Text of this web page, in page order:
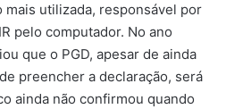
mais utilizada, responsável por
pelo computador. No ano
que o PGD, apesar de ainda
preencher a declaração, será
ainda não confirmou quando